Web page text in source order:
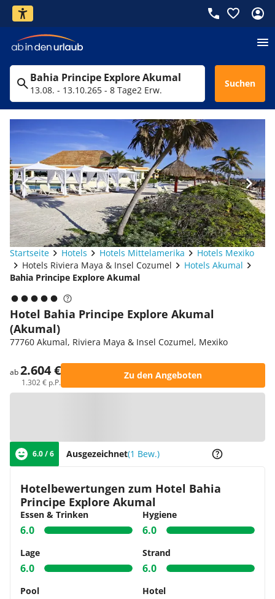
Bahia Principe Explore Akumal
13.08. - 13.10.265 - 8 Tage2 Erw.
Suchen
Startseite Hotels Hotels Mittelamerika
Hotels Mexiko
Hotels Riviera Maya & Insel Cozumel
Hotels Akumal
Bahia Principe Explore Akumal
Hotel Bahia Principe Explore Akumal
(Akumal)
77760 Akumal, Riviera Maya & Insel Cozumel, Mexiko
ab2.604 €
1.302 € p.P.
Zu den Angeboten
6.0 / 6 Ausgezeichnet(1 Bew.)
Hotelbewertungen zum Hotel Bahia
Principe Explore Akumal
Essen & Trinken
6.0
Hygiene
6.0
Lage
6.0
Strand
6.0
Pool Hotel